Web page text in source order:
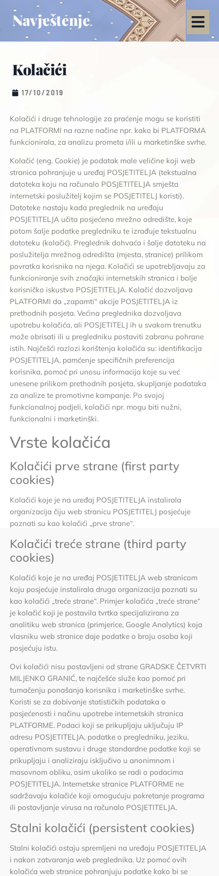
Navještenje
Kolačići
17/10/2019
Kolačići i druge tehnologije za praćenje mogu se koristiti
na PLATFORMI na razne načine npr. kako bi PLATFORMA
funkcionirala, za analizu prometa i/ili u marketinške svrhe.
Kolačić (eng. Cookie) je podatak male veličine koji web
stranica pohranjuje u uređaj POSJETITELJA (tekstualna
datoteka koju na računalo POSJETITELJA smješta
internetski poslužitelj kojim se POSJETITELJ koristi).
Datoteke nastaju kada preglednik na uređaju
POSJETITELJA učita posjećeno mrežno odredište, koje
potom šalje podatke pregledniku te izrađuje tekstualnu
datoteku (kolačić). Preglednik dohvaća i šalje datoteku na
poslužitelja mrežnog odredišta (mjesta, stranice) prilikom
povratka korisnika na njega. Kolačići se upotrebljavaju za
funkcioniranje svih značajki internetskih stranica i bolje
korisničko iskustvo POSJETITELJA. Kolačić dozvoljava
PLATFORMI da „zapamti“ akcije POSJETITELJA iz
prethodnih posjeta. Većina preglednika dozvoljava
upotrebu kolačića, ali POSJETITELJ ih u svakom trenutku
može obrisati ili u pregledniku postaviti zabranu pohrane
istih. Najčešći razlozi korištenja kolačića su: identifikacija
POSJETITELJA, pamćenje specifičnih preferencija
korisnika, pomoć pri unosu informacija koje su već
unesene prilikom prethodnih posjeta, skupljanje podataka
za analize te promotivne kampanje. Po svojoj
funkcionalnoj podjeli, kolačići npr. mogu biti nužni,
funkcionalni i marketinški.
Vrste kolačića
Kolačići prve strane (first party
cookies)
Kolačići koje je na uređaj POSJETITELJA instalirala
organizacija čiju web stranicu POSJETITELJ posjećuje
poznati su kao kolačići „prve strane“.
Kolačići treće strane (third party
cookies)
Kolačići koje je na uređaj POSJETITELJA web stranicom
koju posjećuje instalirala druga organizacija poznati su
kao kolačići „treće strane“. Primjer kolačića „treće strane“
je kolačić koji je postavila tvrtka specijalizirana za
analitiku web stranica (primjerice, Google Analytics) koja
vlasniku web stranice daje podatke o broju osoba koji
posjećuju istu.
Ovi kolačići nisu postavljeni od strane GRADSKE ČETVRTI
MILJENKO GRANIĆ, te najčešće služe kao pomoć pri
tumačenju ponašanja korisnika i marketinške svrhe.
Koristi se za dobivanje statističkih podataka o
posjećenosti i načinu upotrebe internetskih stranica
PLATFORME. Podaci koji se prikupljaju uključuju IP
adresu POSJETITELJA, podatke o pregledniku, jeziku,
operativnom sustavu i druge standardne podatke koji se
prikupljaju i analiziraju isključivo u anonimnom i
masovnom obliku, osim ukoliko se radi o podacima
POSJETITELJA. Internetske stranice PLATFORME ne
sadržavaju kolačiće koji omogućuju pokretanje programa
ili postavljanje virusa na računalo POSJETITELJA.
Stalni kolačići (persistent cookies)
Stalni kolačići ostaju spremljeni na uređaju POSJETITELJA
i nakon zatvaranja web preglednika. Uz pomoć ovih
kolačića web stranice pohranjuju podatke kako bi se